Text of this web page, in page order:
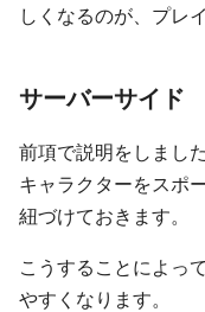
しくなるのが、プレ
サーバーサイド
前項で説明をしまし
キャラクターをスポ
紐づけておきます。
こうすることによっ
やすくなります。